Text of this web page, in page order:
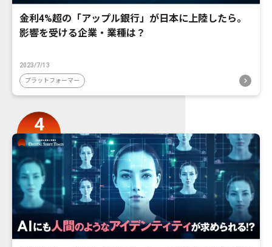
金利4%超の「アップル銀行」が日本に上陸したら。
影響を受ける企業・業種は？
2023/7/13
プラットフォーマー